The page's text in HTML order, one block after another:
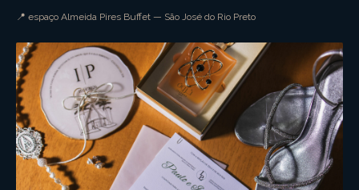
📍 espaço Almeida Pires Buffet — São José do Rio Preto